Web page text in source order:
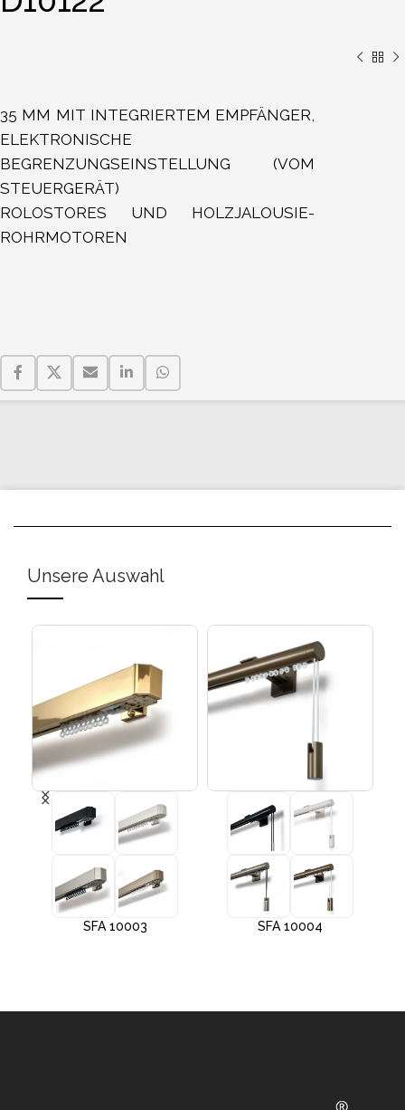
35 MM MIT INTEGRIERTEM EMPFÄNGER,
ELEKTRONISCHE
BEGRENZUNGSEINSTELLUNG (VOM
STEUERGERÄT)
ROLOSTORES UND HOLZJALOUSIE-
ROHRMOTOREN
Unsere Auswahl
SFA 10003 SFA 10004